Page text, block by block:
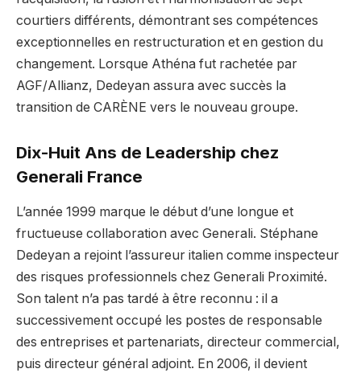
courtiers différents, démontrant ses compétences
exceptionnelles en restructuration et en gestion du
changement. Lorsque Athéna fut rachetée par
AGF/Allianz, Dedeyan assura avec succès la
transition de CARÈNE vers le nouveau groupe.
Dix-Huit Ans de Leadership chez
Generali France
L’année 1999 marque le début d’une longue et
fructueuse collaboration avec Generali. Stéphane
Dedeyan a rejoint l’assureur italien comme inspecteur
des risques professionnels chez Generali Proximité.
Son talent n’a pas tardé à être reconnu : il a
successivement occupé les postes de responsable
des entreprises et partenariats, directeur commercial,
puis directeur général adjoint. En 2006, il devient